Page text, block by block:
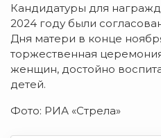
Кандидатуры для
2024 году были
Дня матери в конце
торжественная
женщин, достойно
детей.
Фото: РИА «Стрела»